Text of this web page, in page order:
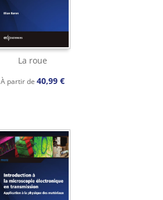
La roue
À partir de 40,99 €